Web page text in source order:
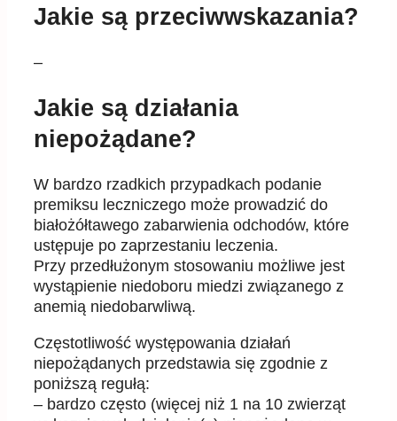
Jakie są przeciwwskazania?
–
Jakie są działania
niepożądane?
W bardzo rzadkich przypadkach podanie
premiksu leczniczego może prowadzić do
białożółtawego zabarwienia odchodów, które
ustępuje po zaprzestaniu leczenia.
Przy przedłużonym stosowaniu możliwe jest
wystąpienie niedoboru miedzi związanego z
anemią niedobarwliwą.
Częstotliwość występowania działań
niepożądanych przedstawia się zgodnie z
poniższą regułą:
– bardzo często (więcej niż 1 na 10 zwierząt